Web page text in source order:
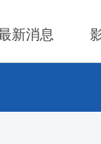
新消息